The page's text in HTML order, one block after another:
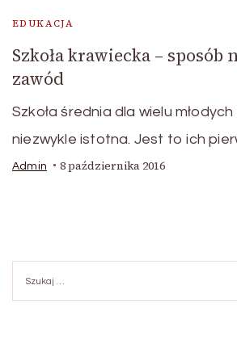
EDUKACJA
Szkoła krawiecka – sposób
zawód
Szkoła średnia dla wielu
niezwykle istotna. Jest to ich
Admin 8 października 2016